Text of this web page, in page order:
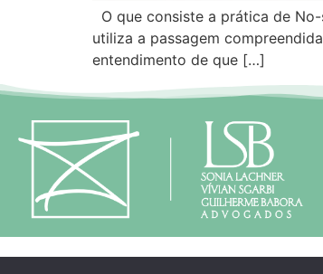
O que consiste a prática de
utiliza a passagem
entendimento de que […]